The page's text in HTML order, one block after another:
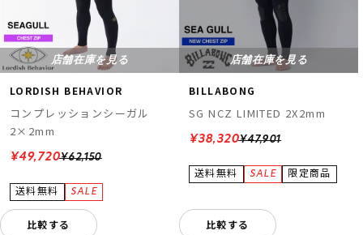
店舗在庫を見る
LORDISH BEHAVIOR
コンプレッションシーガル
2×2mm
¥62,150
¥49,720
比較する
店舗在庫を見る
BILLABONG
SG NCZ LIMITED 2X2mm
¥47,901
¥38,320
比較する